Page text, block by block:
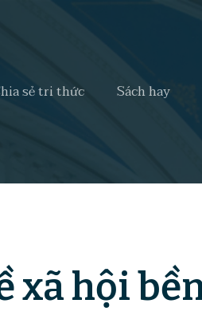
sẻ tri thức Sách hay
xã hội